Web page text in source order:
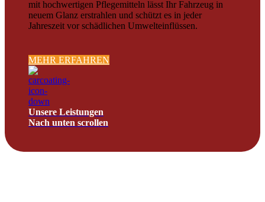
mit hochwertigen Pflegemitteln lässt Ihr Fahrzeug in
neuem Glanz erstrahlen und schützt es in jeder
Jahreszeit vor schädlichen Umwelteinflüssen.
MEHR ERFAHREN
Unsere Leistungen
Nach unten scrollen